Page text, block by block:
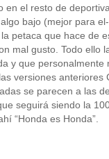
en el resto de
bajo (mejor para
petaca que hace de
mal gusto. Todo ello
y que personalmente
versiones anteriores
se parecen a las
seguirá siendo la
“Honda es Honda”.